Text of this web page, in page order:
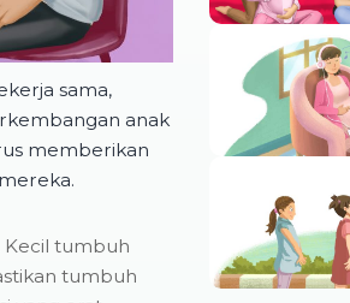
sama,
anak
memberikan
Kecil tumbuh
tumbuh